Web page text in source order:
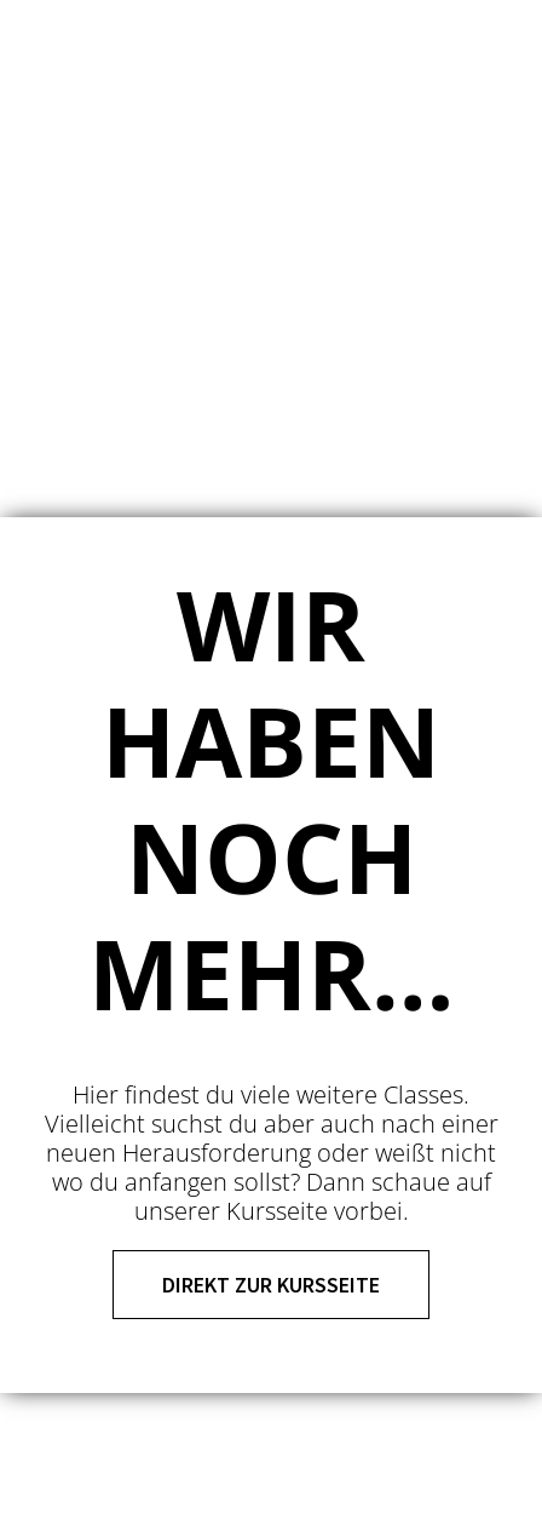
WIR
HABEN
NOCH
MEHR…
Hier findest du viele weitere Classes.
Vielleicht suchst du aber auch nach einer
neuen Herausforderung oder weißt nicht
wo du anfangen sollst? Dann schaue auf
unserer Kursseite vorbei.
DIREKT ZUR KURSSEITE